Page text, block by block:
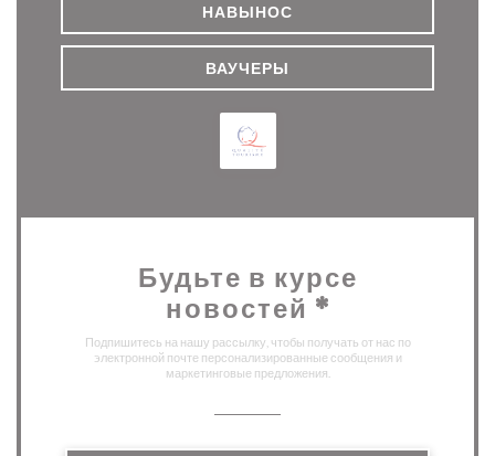
НАВЫНОС
ВАУЧЕРЫ
Будьте в курсе
новостей *
Подпишитесь на нашу рассылку, чтобы получать от нас по
электронной почте персонализированные сообщения и
маркетинговые предложения.